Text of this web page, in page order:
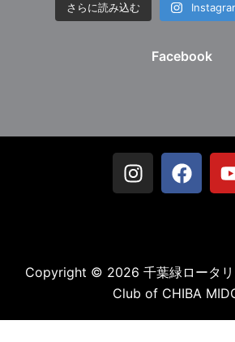
さらに読み込む
Facebook
Copyright © 2026 千葉緑ロータ
Club of CHIBA